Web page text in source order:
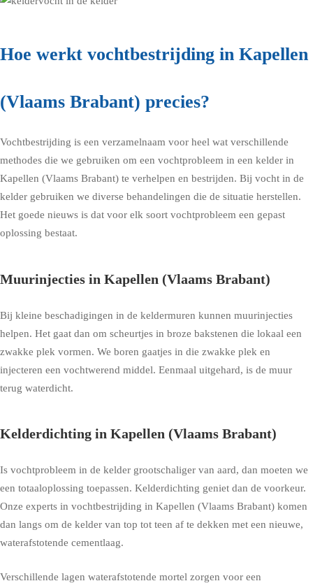
Hoe werkt vochtbestrijding in Kapellen
(Vlaams Brabant) precies?
Vochtbestrijding is een verzamelnaam voor heel wat verschillende
methodes die we gebruiken om een vochtprobleem in een kelder in
Kapellen (Vlaams Brabant) te verhelpen en bestrijden. Bij vocht in de
kelder gebruiken we diverse behandelingen die de situatie herstellen.
Het goede nieuws is dat voor elk soort vochtprobleem een gepast
oplossing bestaat.
Muurinjecties in Kapellen (Vlaams Brabant)
Bij kleine beschadigingen in de keldermuren kunnen muurinjecties
helpen. Het gaat dan om scheurtjes in broze bakstenen die lokaal een
zwakke plek vormen. We boren gaatjes in die zwakke plek en
injecteren een vochtwerend middel. Eenmaal uitgehard, is de muur
terug waterdicht.
Kelderdichting in Kapellen (Vlaams Brabant)
Is vochtprobleem in de kelder grootschaliger van aard, dan moeten we
een totaaloplossing toepassen. Kelderdichting geniet dan de voorkeur.
Onze experts in vochtbestrijding in Kapellen (Vlaams Brabant) komen
dan langs om de kelder van top tot teen af te dekken met een nieuwe,
waterafstotende cementlaag.
Verschillende lagen waterafstotende mortel zorgen voor een